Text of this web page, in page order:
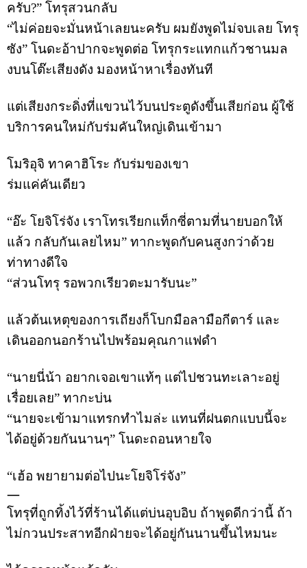
ครับ?” โทรุสวนกลับ
“ไม่ค่อยจะมั่นหน้าเลยนะครับ ผมยังพูดไม่จบเลย โทรุ
ซัง” โนดะอ้าปากจะพูดต่อ โทรุกระแทกแก้วชานมล
งบนโต๊ะเสียงดัง มองหน้าหาเรื่องทันที
แต่เสียงกระดิ่งที่แขวนไว้บนประตูดังขึ้นเสียก่อน ผู้ใช้
บริการคนใหม่กับร่มคันใหญ่เดินเข้ามา
โมริอุจิ ทาคาฮิโระ กับร่มของเขา
ร่มแค่คันเดียว
“อ๊ะ โยจิโร่จัง เราโทรเรียกแท็กซี่ตามที่นายบอกให้
แล้ว กลับกันเลยไหม” ทากะพูดกับคนสูงกว่าด้วย
ท่าทางดีใจ
“ส่วนโทรุ รอพวกเรียวตะมารับนะ”
แล้วต้นเหตุของการเถียงก็โบกมือลามือกีตาร์ และ
เดินออกนอกร้านไปพร้อมคุณกาแฟดำ
“นายนี่น้า อยากเจอเขาแท้ๆ แต่ไปชวนทะเลาะอยู่
เรื่อยเลย” ทากะบ่น
“นายจะเข้ามาแทรกทำไมล่ะ แทนที่ฝนตกแบบนี้จะ
ได้อยู่ด้วยกันนานๆ” โนดะถอนหายใจ
“เฮ้อ พยายามต่อไปนะโยจิโร่จัง”
—
โทรุที่ถูกทิ้งไว้ที่ร้านได้แต่บ่นอุบอิบ ถ้าพูดดีกว่านี้ ถ้า
ไม่กวนประสาทอีกฝ่ายจะได้อยู่กันนานขึ้นไหมนะ